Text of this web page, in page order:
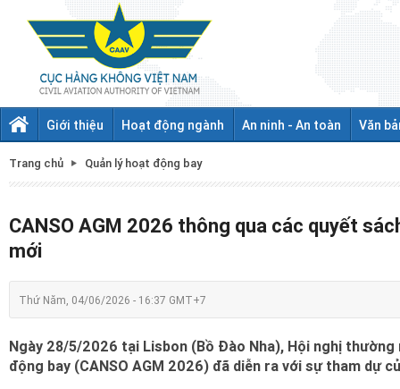
Giới thiệu Hoạt động ngành An ninh - An toàn Văn
Trang chủ Quản lý hoạt động bay
CANSO AGM 2026 thông qua các quyết
mới
Thứ Năm, 04/06/2026 - 16:37 GMT+7
Ngày 28/5/2026 tại Lisbon (Bồ Đào Nha), Hội nghị
động bay (CANSO AGM 2026) đã diễn ra với sự tham dự